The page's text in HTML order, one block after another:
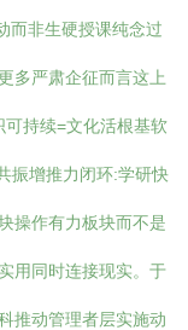
而非生硬授课纯念过
多严肃企征而言这上
持续=文化活根基软
振增推力闭环:学研快
操作有力板块而不是
用同时连接现实。于
推动管理者层实施动